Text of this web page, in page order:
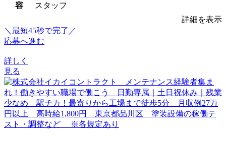
容
スタッフ
詳細を表示
＼最短45秒で完了／
応募へ進む
詳しく
見る